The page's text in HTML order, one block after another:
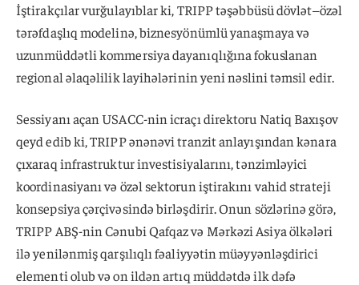
İştirakçılar vurğulayıblar ki, TRIPP təşəbbüsü dövlət–özəl
tərəfdaşlıq modelinə, biznesyönümlü yanaşmaya və
uzunmüddətli kommersiya dayanıqlığına fokuslanan
regional əlaqəlilik layihələrinin yeni nəslini təmsil edir.
Sessiyanı açan USACC-nin icraçı direktoru Natiq Baxışov
qeyd edib ki, TRIPP ənənəvi tranzit anlayışından kənara
çıxaraq infrastruktur investisiyalarını, tənzimləyici
koordinasiyanı və özəl sektorun iştirakını vahid strateji
konsepsiya çərçivəsində birləşdirir. Onun sözlərinə görə,
TRIPP ABŞ-nin Cənubi Qafqaz və Mərkəzi Asiya ölkələri
ilə yenilənmiş qarşılıqlı fəaliyyətin müəyyənləşdirici
elementi olub və on ildən artıq müddətdə ilk dəfə